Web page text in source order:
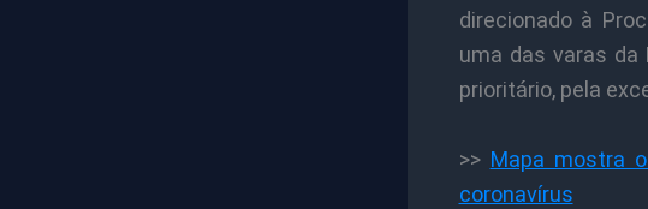
direcionado à
uma das varas da
prioritário, pela
>> Mapa mostra
coronavírus